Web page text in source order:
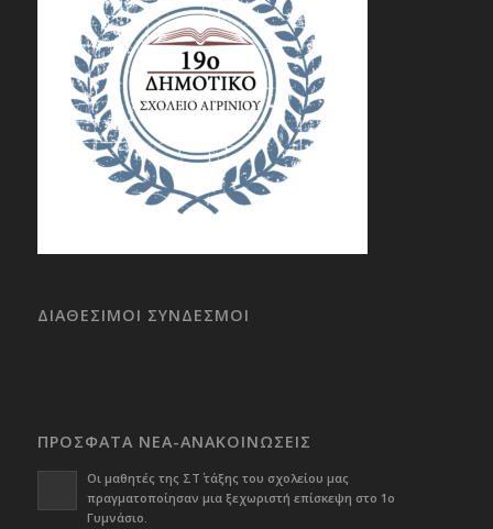
ΔΙΑΘΕΣΙΜΟΙ ΣΥΝΔΕΣΜΟΙ
ΠΡΟΣΦΑΤΑ ΝΕΑ-ΑΝΑΚΟΙΝΩΣΕΙΣ
Οι μαθητές της ΣΤ΄ τάξης του σχολείου μας
πραγματοποίησαν μια ξεχωριστή επίσκεψη στο 1ο
Γυμνάσιο.